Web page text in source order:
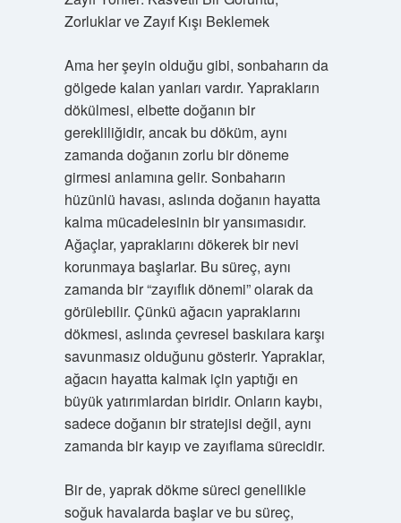
Zorluklar ve Zayıf Kışı Beklemek
Ama her şeyin olduğu gibi, sonbaharın da
gölgede kalan yanları vardır. Yaprakların
dökülmesi, elbette doğanın bir
gerekliliğidir, ancak bu döküm, aynı
zamanda doğanın zorlu bir döneme
girmesi anlamına gelir. Sonbaharın
hüzünlü havası, aslında doğanın hayatta
kalma mücadelesinin bir yansımasıdır.
Ağaçlar, yapraklarını dökerek bir nevi
korunmaya başlarlar. Bu süreç, aynı
zamanda bir “zayıflık dönemi” olarak da
görülebilir. Çünkü ağacın yapraklarını
dökmesi, aslında çevresel baskılara karşı
savunmasız olduğunu gösterir. Yapraklar,
ağacın hayatta kalmak için yaptığı en
büyük yatırımlardan biridir. Onların kaybı,
sadece doğanın bir stratejisi değil, aynı
zamanda bir kayıp ve zayıflama sürecidir.
Bir de, yaprak dökme süreci genellikle
soğuk havalarda başlar ve bu süreç,